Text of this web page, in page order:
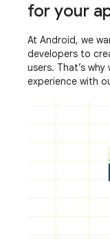
for your
At Android, we
developers to
users. That’s
experience with